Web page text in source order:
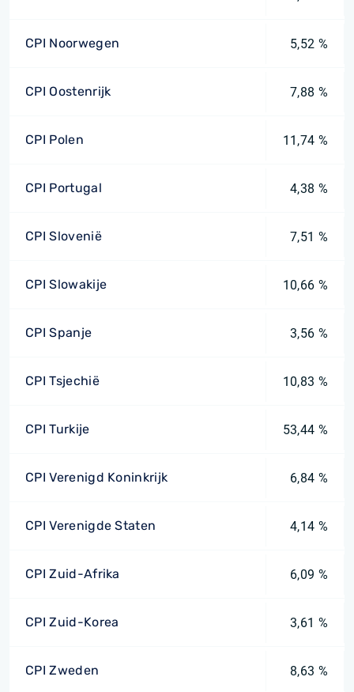
CPI Noorwegen 5,52 %
CPI Oostenrijk 7,88 %
CPI Polen 11,74 %
CPI Portugal 4,38 %
CPI Slovenië 7,51 %
CPI Slowakije 10,66 %
CPI Spanje 3,56 %
CPI Tsjechië 10,83 %
CPI Turkije 53,44 %
CPI Verenigd Koninkrijk 6,84 %
CPI Verenigde Staten 4,14 %
CPI Zuid-Afrika 6,09 %
CPI Zuid-Korea 3,61 %
CPI Zweden 8,63 %